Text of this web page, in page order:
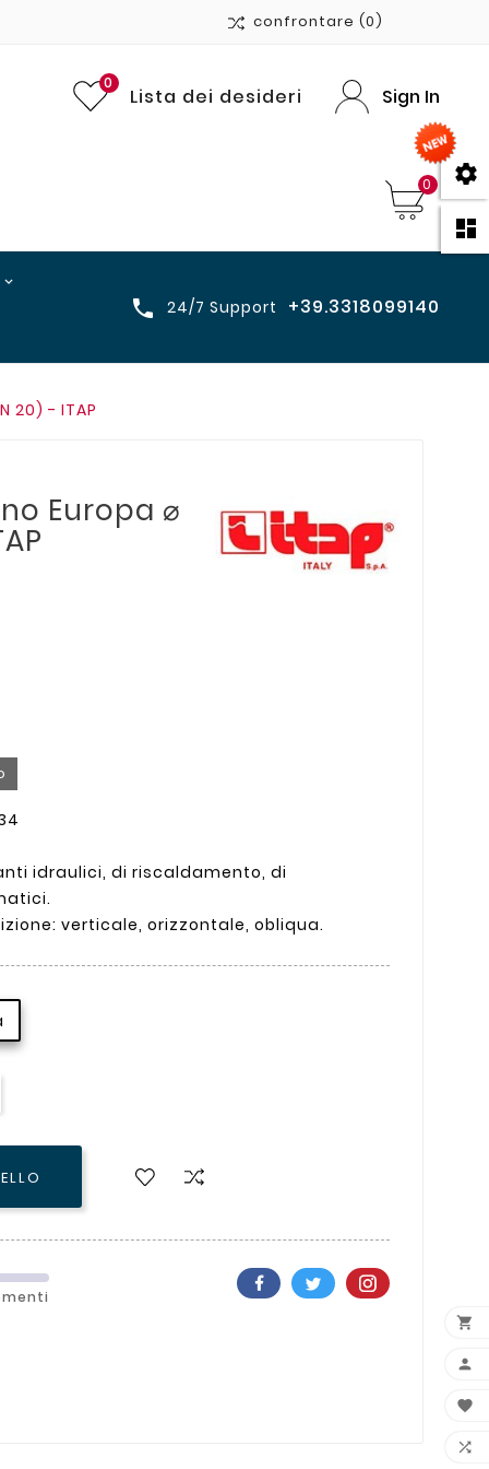


confrontare (0)
Lista dei desideri
0
Sign In
0
 24/7 Support +39.3318099140
20) - ITAP
Europa ⌀
idraulici, di riscaldamento, di
verticale, orizzontale, obliqua.



